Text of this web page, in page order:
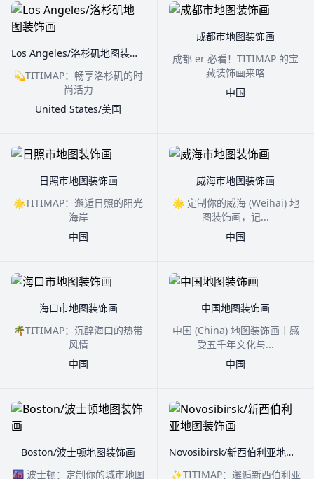
Los Angeles/洛杉矶地图装饰画
💫TITIMAP：畅享洛杉矶的时
尚活力
United States/美国
成都市地图装饰画
成都 er 必看！TITIMAP 的宝
藏装饰画来咯
中国
日照市地图装饰画
🌟TITIMAP：邂逅日照的阳光
海岸
中国
威海市地图装饰画
🌟 定制你的威海 (Weihai) 地
图装饰画，记...
中国
海口市地图装饰画
🌴TITIMAP：沉醉海口的热带
风情
中国
中国地图装饰画
中国 (China) 地图装饰画｜感
受五千年文化与...
中国
Boston/波士顿地图装饰画
🌆 波士顿：定制你的城市地图
Novosibirsk/新西伯利亚地图装饰画
✨TITIMAP：邂逅新西伯利亚